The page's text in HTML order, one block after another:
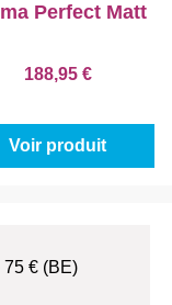
Perfect Matt
188,95 €
Voir produit
€ (BE)